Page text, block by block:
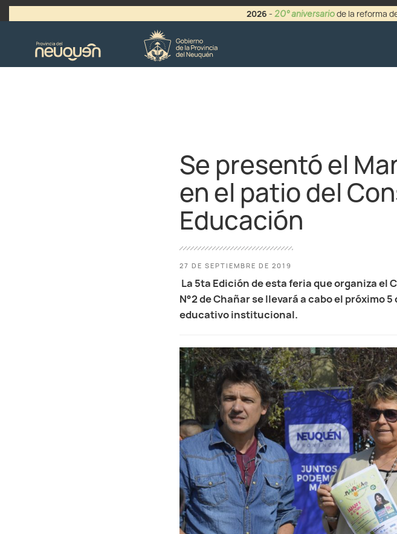
2026 - 20° aniversariode la reforma
Se presentó el
en el patio del
Educación
27 DE SEPTIEMBRE DE 2019
La 5ta Edición de esta feria que organiza
N°2 de Chañar se llevará a cabo el próximo
educativo institucional.